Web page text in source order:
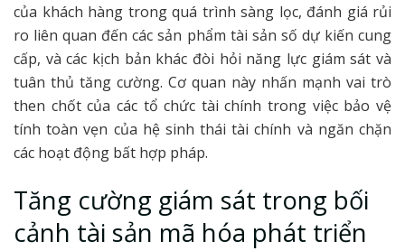
của khách hàng trong quá trình sàng lọc, đánh giá rủi
ro liên quan đến các sản phẩm tài sản số dự kiến cung
cấp, và các kịch bản khác đòi hỏi năng lực giám sát và
tuân thủ tăng cường. Cơ quan này nhấn mạnh vai trò
then chốt của các tổ chức tài chính trong việc bảo vệ
tính toàn vẹn của hệ sinh thái tài chính và ngăn chặn
các hoạt động bất hợp pháp.
Tăng cường giám sát trong bối
cảnh tài sản mã hóa phát triển